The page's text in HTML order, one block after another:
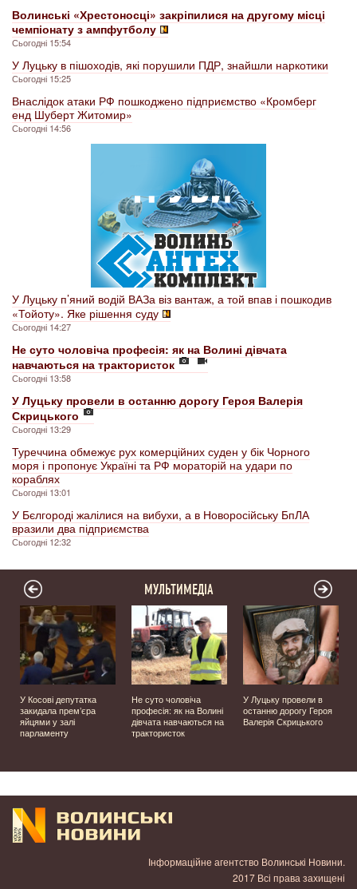
Волинські «Хрестоносці» закріпилися на другому місці
чемпіонату з ампфутболу
Сьогодні 15:54
У Луцьку в пішоходів, які порушили ПДР, знайшли наркотики
Сьогодні 15:25
Внаслідок атаки РФ пошкоджено підприємство «Кромберг
енд Шуберт Житомир»
Сьогодні 14:56
У Луцьку п’яний водій ВАЗа віз вантаж, а той впав і пошкодив
«Тойоту». Яке рішення суду
Сьогодні 14:27
Не суто чоловіча професія: як на Волині дівчата
навчаються на трактористок
Сьогодні 13:58
У Луцьку провели в останню дорогу Героя Валерія
Скрицького
Сьогодні 13:29
Туреччина обмежує рух комерційних суден у бік Чорного
моря і пропонує Україні та РФ мораторій на удари по
кораблях
Сьогодні 13:01
У Бєлгороді жалілися на вибухи, а в Новоросійську БпЛА
вразили два підприємства
Сьогодні 12:32
МУЛЬТИМЕДІА
У Косові депутатка
закидала прем’єра
яйцями у залі
парламенту
Не суто чоловіча
професія: як на Волині
дівчата навчаються на
трактористок
У Луцьку провели в
останню дорогу Героя
Валерія Скрицького
Інформаційне агентство Волинські Новини.
2017 Всі права захищені